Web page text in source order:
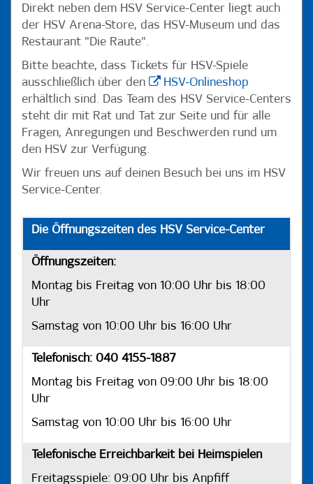
Direkt neben dem HSV Service-Center liegt auch
der HSV Arena-Store, das HSV-Museum und das
Restaurant "Die Raute".
Bitte beachte, dass Tickets für HSV-Spiele
ausschließlich über den
HSV-Onlineshop
erhältlich sind. Das Team des HSV Service-Centers
steht dir mit Rat und Tat zur Seite und für alle
Fragen, Anregungen und Beschwerden rund um
den HSV zur Verfügung.
Wir freuen uns auf deinen Besuch bei uns im HSV
Service-Center.
Die Öffnungszeiten des HSV Service-Center
Öffnungszeiten:
Montag bis Freitag von 10:00 Uhr bis 18:00
Uhr
Samstag von 10:00 Uhr bis 16:00 Uhr
Telefonisch: 040 4155-1887
Montag bis Freitag von 09:00 Uhr bis 18:00
Uhr
Samstag von 10:00 Uhr bis 16:00 Uhr
Telefonische Erreichbarkeit bei Heimspielen
Freitagsspiele: 09:00 Uhr bis Anpfiff